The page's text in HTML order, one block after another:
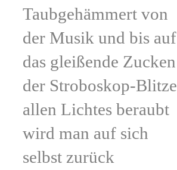
Taubgehämmert von
der Musik und bis auf
das gleißende Zucken
der Stroboskop-Blitze
allen Lichtes beraubt
wird man auf sich
selbst zurück